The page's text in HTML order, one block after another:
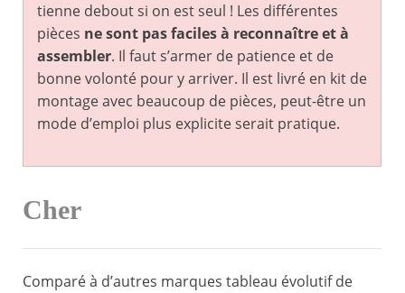
tienne debout si on est seul ! Les différentes
pièces ne sont pas faciles à reconnaître et à
assembler. Il faut s’armer de patience et de
bonne volonté pour y arriver. Il est livré en kit de
montage avec beaucoup de pièces, peut-être un
mode d’emploi plus explicite serait pratique.
Cher
Comparé à d’autres marques tableau évolutif de